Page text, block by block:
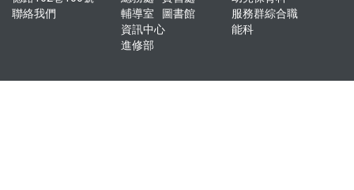
聯絡我們
輔導室
圖書館
資訊中心
進修部
服務群綜合職
能科